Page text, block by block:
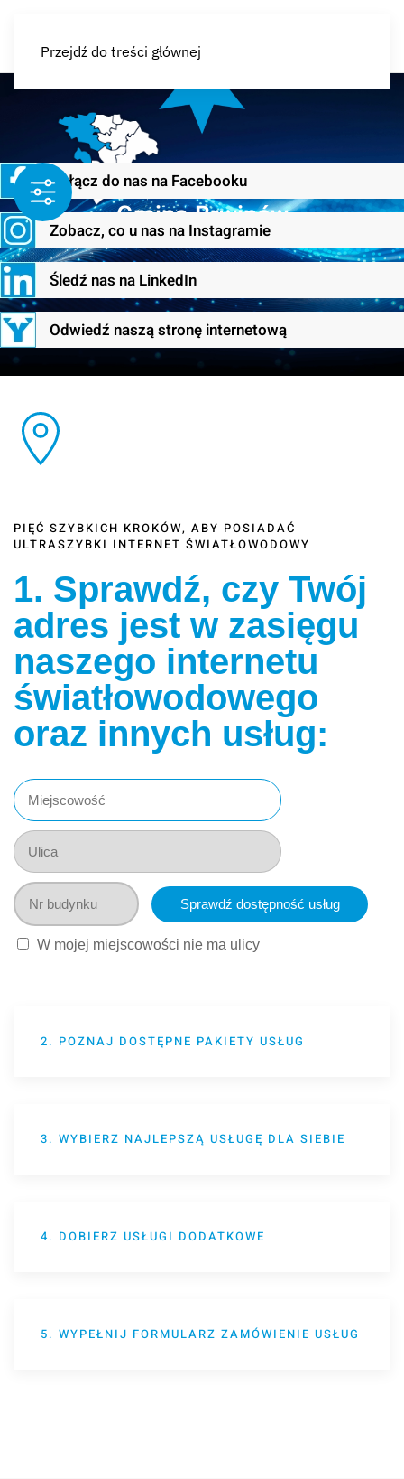
Przejdź do treści głównej
Gmina Brwinów
PIĘĆ SZYBKICH KROKÓW, ABY POSIADAĆ
ULTRASZYBKI INTERNET ŚWIATŁOWODOWY
1. Sprawdź, czy Twój
adres jest w zasięgu
naszego internetu
światłowodowego
oraz innych usług:
W mojej miejscowości nie ma ulicy
2. POZNAJ DOSTĘPNE PAKIETY USŁUG
3. WYBIERZ NAJLEPSZĄ USŁUGĘ DLA SIEBIE
4. DOBIERZ USŁUGI DODATKOWE
5. WYPEŁNIJ FORMULARZ ZAMÓWIENIE USŁUG
Dołącz do nas na Facebooku
Zobacz, co u nas na Instagramie
Śledź nas na LinkedIn
Odwiedź naszą stronę internetową